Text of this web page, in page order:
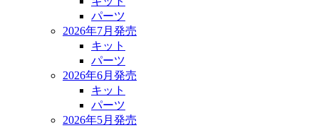
パーツ
2026年7月発売
キット
パーツ
2026年6月発売
キット
パーツ
2026年5月発売